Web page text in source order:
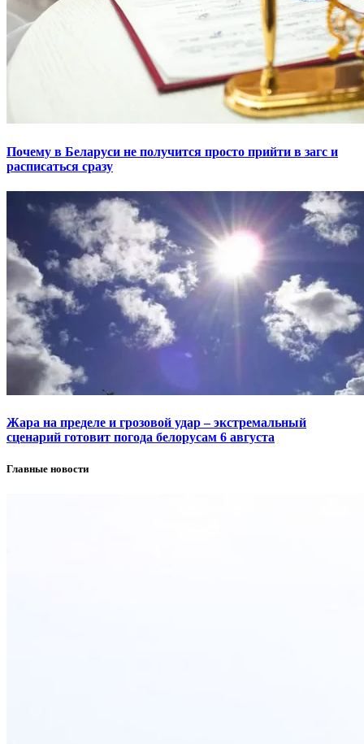
Почему в Беларуси не получится просто прийти в загс и
расписаться сразу
Жара на пределе и грозовой удар – экстремальный
сценарий готовит погода белорусам 6 августа
Главные новости